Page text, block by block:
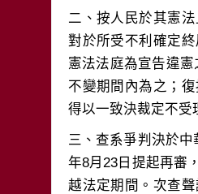
二、按人民於其憲
對於所受不利確定
憲法法庭為宣告違
不變期間內為之；
三、查系爭判決於
年8月23日提起再審
越法定期間。次查